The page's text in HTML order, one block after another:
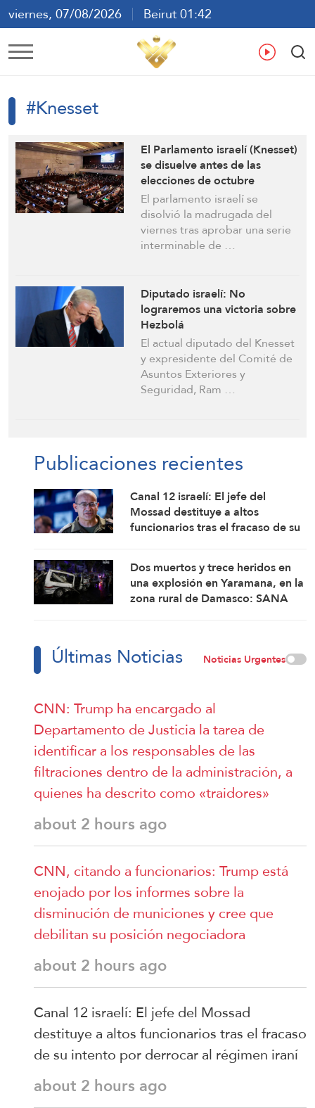
viernes, 07/08/2026
Beirut 01:42
ع En
#Knesset
El Parlamento israelí (Knesset)
se disuelve antes de las
elecciones de octubre
El parlamento israelí se
disolvió la madrugada del
viernes tras aprobar una serie
interminable de …
Diputado israelí: No
lograremos una victoria sobre
Hezbolá
El actual diputado del Knesset
y expresidente del Comité de
Asuntos Exteriores y
Seguridad, Ram …
Publicaciones recientes
Canal 12 israelí: El jefe del
Mossad destituye a altos
funcionarios tras el fracaso de su
Dos muertos y trece heridos en
una explosión en Yaramana, en la
zona rural de Damasco: SANA
Últimas Noticias Noticias Urgentes
CNN: Trump ha encargado al
Departamento de Justicia la tarea de
identificar a los responsables de las
filtraciones dentro de la administración, a
quienes ha descrito como «traidores»
about 2 hours ago
CNN, citando a funcionarios: Trump está
enojado por los informes sobre la
disminución de municiones y cree que
debilitan su posición negociadora
about 2 hours ago
Canal 12 israelí: El jefe del Mossad
destituye a altos funcionarios tras el fracaso
de su intento por derrocar al régimen iraní
about 2 hours ago